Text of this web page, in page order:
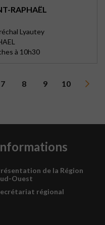
RAPHAËL
Lyautey
à 10h30
7 8 9 10
de la Région
Ouest
régional